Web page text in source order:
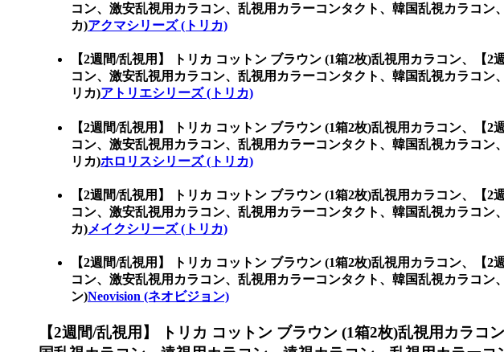
コン、激安乱視用カラコン、乱視用カラーコンタクト、韓国乱視カラコ
カ)アクマシリーズ (トリカ)
【2週間/乱視用】 トリカ コットン ブラウン (1箱2枚)乱視用カラコン、
【2
コン、激安乱視用カラコン、乱視用カラーコンタクト、韓国乱視カラコ
リカ)アトリエシリーズ (トリカ)
【2週間/乱視用】 トリカ コットン ブラウン (1箱2枚)乱視用カラコン、
【2
コン、激安乱視用カラコン、乱視用カラーコンタクト、韓国乱視カラコ
リカ)ホロリスシリーズ (トリカ)
【2週間/乱視用】 トリカ コットン ブラウン (1箱2枚)乱視用カラコン、
【2
コン、激安乱視用カラコン、乱視用カラーコンタクト、韓国乱視カラコ
カ)メイクシリーズ (トリカ)
【2週間/乱視用】 トリカ コットン ブラウン (1箱2枚)乱視用カラコン、
【2
コン、激安乱視用カラコン、乱視用カラーコンタクト、韓国乱視カラコ
ン)Neovision (ネオビジョン)
【2週間/乱視用】 トリカ コットン ブラウン (1箱2枚)乱視用カラコン